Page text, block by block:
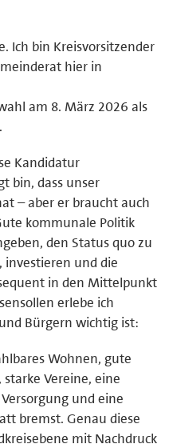
Ich bin Kreisvorsitzender
hier in
am 8. März 2026 als
Kandidatur
bin, dass unser
– aber er braucht auch
kommunale Politik
den Status quo zu
investieren und die
in den Mittelpunkt
erlebe ich
Bürgern wichtig ist:
Wohnen, gute
Vereine, eine
und eine
bremst. Genau diese
mit Nachdruck